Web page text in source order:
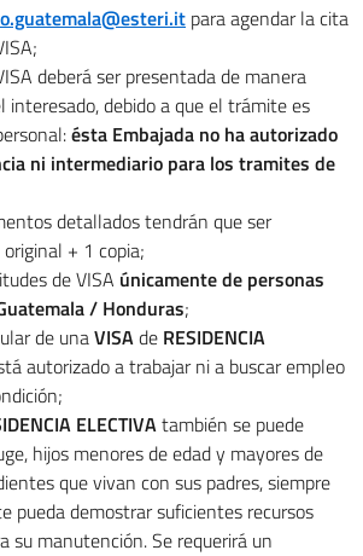
para agendar la cita
deberá ser presentada de manera
interesado, debido a que el trámite es
ésta Embajada no ha autorizado
ni intermediario para los tramites de
detallados tendrán que ser
+ 1 copia;
de VISA únicamente de personas
/ Honduras;
de unaVISAde RESIDENCIA
autorizado a trabajar ni a buscar empleo
ELECTIVAtambién se puede
hijos menores de edad y mayores de
que vivan con sus padres, siempre
pueda demostrar suficientes recursos
su manutención. Se requerirá un